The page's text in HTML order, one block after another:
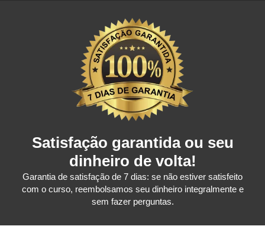
Satisfação garantida ou seu
dinheiro de volta!
Garantia de satisfação de 7 dias: se não estiver satisfeito
com o curso, reembolsamos seu dinheiro integralmente e
sem fazer perguntas.